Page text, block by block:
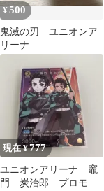
¥500
鬼滅の刃 ユニオンア
リーナ
現在 ¥777
ユニオンアリーナ 竈
門 炭治郎 プロモ